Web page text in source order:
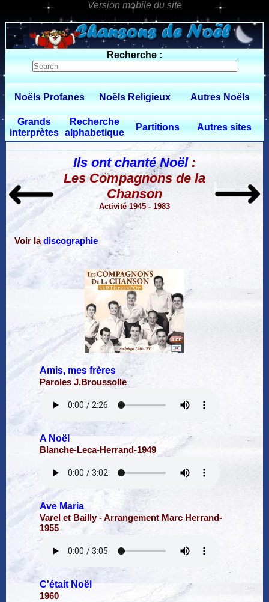
0 $limitbot 1 $limittot 2
Recherche :
Noëls Profanes Noëls Religieux Autres Noëls
Grands
interprètes
Recherche
alphabetique
Partitions Autres sites
Ils ont chanté Noël:
Les Compagnons de la
Chanson
Activité 1945 - 1983
Voir ladiscographie
Amis, mes frères
Paroles J.Broussolle
A Noël
Blanche-Leca-Herrand-1949
Ave Maria
Varel et Bailly - Arrangement Marc Herrand-
1955
C'était Noël
1960